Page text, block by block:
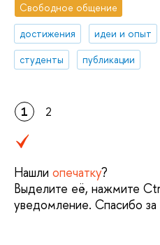
Свободное общение
достижения
идеи и опыт
студенты
публикации
1 2
Нашли опечатку?
Выделите её, нажмите
уведомление. Спасибо за